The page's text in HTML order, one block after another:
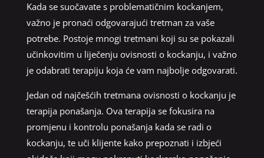
Kada se suočavate s problematičnim kockanjem,
važno je pronaći odgovarajući tretman za vaše
potrebe. Postoje mnogi tretmani koji su se pokazali
učinkovitim u liječenju ovisnosti o kockanju, i važno
je odabrati terapiju koja će vam najbolje odgovarati.
Jedan od najčešćih tretmana ovisnosti o kockanju je
terapija ponašanja. Ova terapija se fokusira na
promjenu i kontrolu ponašanja kada se radi o
kockanju, te uči klijente kako prepoznati i izbjeći